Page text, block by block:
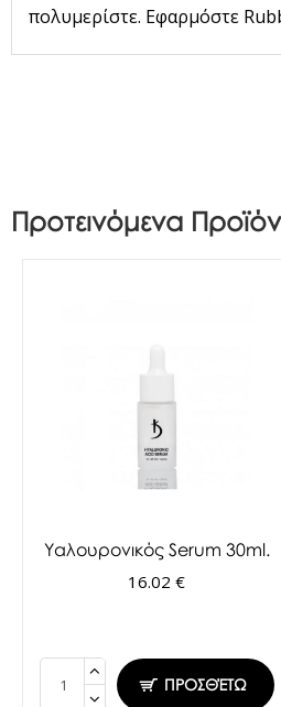
πολυμερίστε. Εφαρμόστε
Προτεινόμενα
Υαλουρονικός Serum 30ml.
16.02 €
ΠΡΟΣΘΈΤΩ